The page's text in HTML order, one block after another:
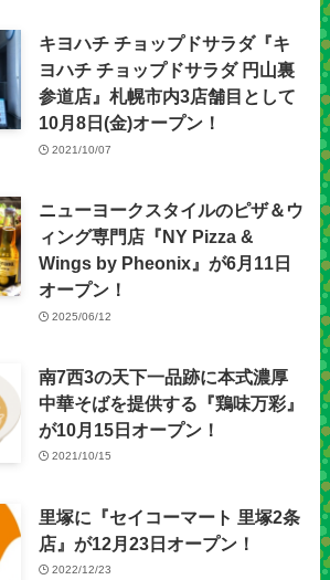
キヨハチ チョップドサラダ『キ
ヨハチ チョップドサラダ 円山裏
参道店』札幌市内3店舗目として
10月8日(金)オープン！
2021/10/07
ニューヨークスタイルのピザ＆ウ
ィング専門店『NY Pizza &
Wings by Pheonix』が6月11日
オープン！
2025/06/12
南7西3の天下一品跡に本式濃厚
中華そばを提供する『鶏味万彩』
が10月15日オープン！
2021/10/15
里塚に『セイコーマート 里塚2条
店』が12月23日オープン！
2022/12/23